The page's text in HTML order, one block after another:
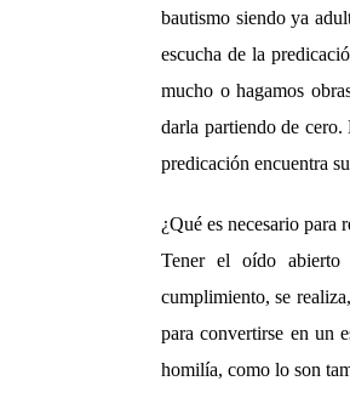
bautismo siendo ya
escucha de la
mucho o hagamos
darla partiendo de
predicación encuentra
¿Qué es necesario
Tener el oído abierto
cumplimiento, se
para convertirse en un
homilía, como lo son